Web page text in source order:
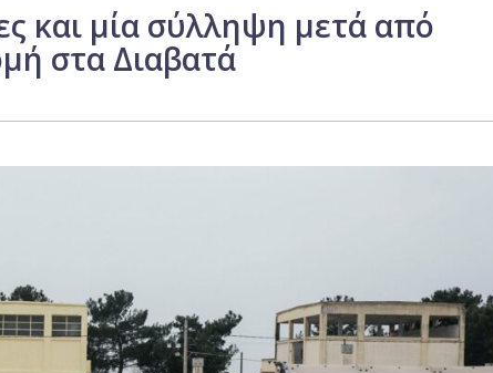
και μία σύλληψη μετά από
στα Διαβατά